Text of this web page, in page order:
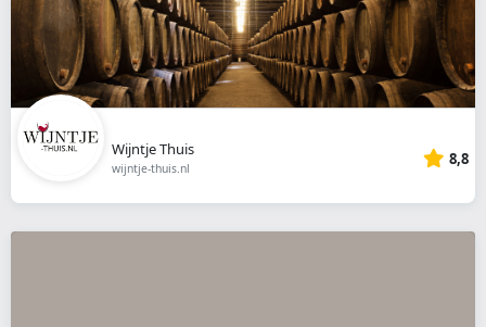
Wijntje Thuis
wijntje-thuis.nl 8,8